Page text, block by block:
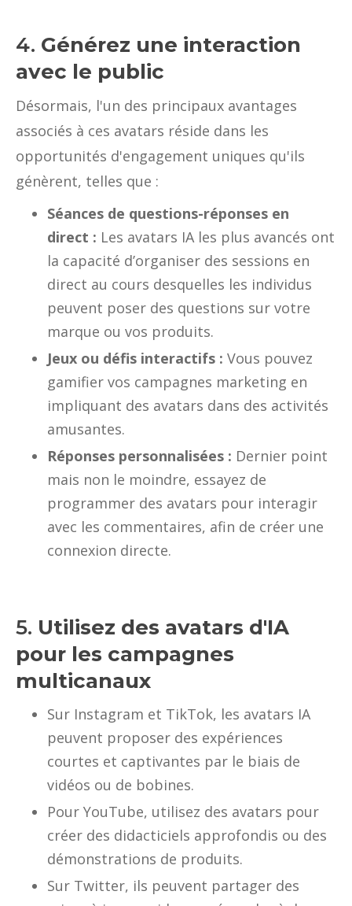
4. Générez une interaction
avec le public
Désormais, l'un des principaux avantages
associés à ces avatars réside dans les
opportunités d'engagement uniques qu'ils
génèrent, telles que :
Séances de questions-réponses en
direct : Les avatars IA les plus avancés ont
la capacité d’organiser des sessions en
direct au cours desquelles les individus
peuvent poser des questions sur votre
marque ou vos produits.
Jeux ou défis interactifs : Vous pouvez
gamifier vos campagnes marketing en
impliquant des avatars dans des activités
amusantes.
Réponses personnalisées : Dernier point
mais non le moindre, essayez de
programmer des avatars pour interagir
avec les commentaires, afin de créer une
connexion directe.
5. Utilisez des avatars d'IA
pour les campagnes
multicanaux
Sur Instagram et TikTok, les avatars IA
peuvent proposer des expériences
courtes et captivantes par le biais de
vidéos ou de bobines.
Pour YouTube, utilisez des avatars pour
créer des didacticiels approfondis ou des
démonstrations de produits.
Sur Twitter, ils peuvent partager des